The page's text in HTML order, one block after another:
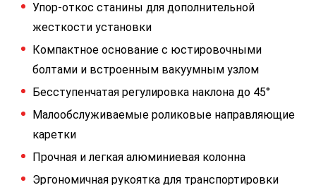
Упор-откос станины для дополнительной
жесткости установки
Компактное основание с юстировочными
болтами и встроенным вакуумным узлом
Бесступенчатая регулировка наклона до 45°
Малообслуживаемые роликовые направляющие
каретки
Прочная и легкая алюминиевая колонна
Эргономичная рукоятка для транспортировки